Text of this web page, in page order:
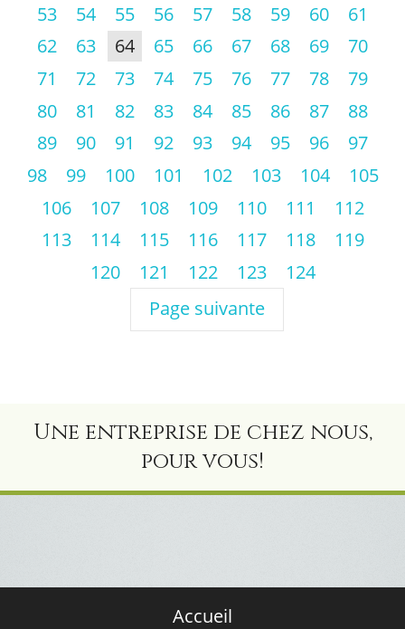
53
54 55 56 57 58 59 60
61
62
63 64 65 66 67 68 69
70
71
72 73 74 75 76 77 78
79
80
81 82 83 84 85 86 87
88
89
90 91 92 93 94 95 96
97
98
99 100 101 102 103 104
105
106
107 108 109 110 111
112
113
114 115 116 117 118
119
120
121 122 123
124
Page suivante
Une entreprise de chez nous,
pour vous!
Accueil